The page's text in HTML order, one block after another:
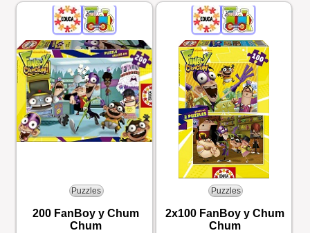
Puzzles
200 FanBoy y Chum
Chum
Puzzles
2x100 FanBoy y Chum
Chum